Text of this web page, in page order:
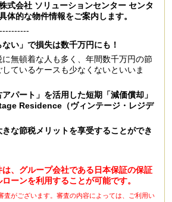
式会社 ソリューションセンター センタ
体的な物件情報をご案内します。
い」で損失は数千万円にも！
無頓着な人も多く、年間数千万円の節
ているケースも少なくないといいま
パート」を活用した短期「減価償却」
Residence（ヴィンテージ・レジデ
な節税メリットを享受することができ
、グループ会社である日本保証の保証
ーンを利用することが可能です。
査がございます。審査の内容によっては、ご利用い